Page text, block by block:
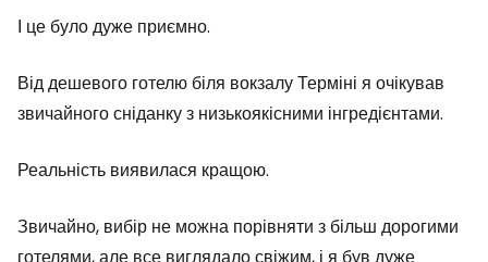
І це було дуже приємно.
Від дешевого готелю біля вокзалу Терміні я очікував
звичайного сніданку з низькоякісними інгредієнтами.
Реальність виявилася кращою.
Звичайно, вибір не можна порівняти з більш дорогими
готелями, але все виглядало свіжим, і я був дуже